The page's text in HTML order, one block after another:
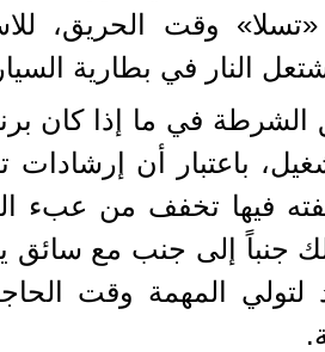
وقت الحريق،
النار في بطارية
الشرطة في ما إذا كان
باعتبار أن
فيها تخفف من عبء
جنباً إلى جنب مع سائق
لتولي المهمة وقت